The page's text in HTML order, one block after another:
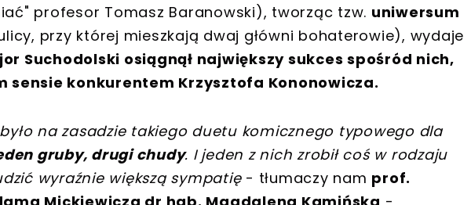
profesor Tomasz Baranowski), tworząc tzw. uniwersum
przy której mieszkają dwaj główni bohaterowie), wydaje
Suchodolski osiągnął największy sukces spośród nich,
sensie konkurentem Krzysztofa Kononowicza.
na zasadzie takiego duetu komicznego typowego dla
gruby, drugi chudy. I jeden z nich zrobił coś w rodzaju
wyraźnie większą sympatię- tłumaczy nam prof.